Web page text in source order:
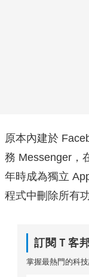
原本內建於
務 Messenger，
年時成為獨立
程式中刪除所有
訂閱Ｔ客
掌握最熱門的科